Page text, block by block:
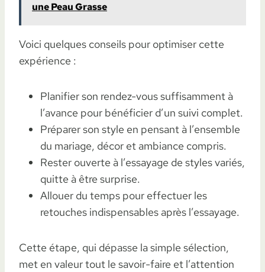
une Peau Grasse
Voici quelques conseils pour optimiser cette
expérience :
Planifier son rendez-vous suffisamment à
l’avance pour bénéficier d’un suivi complet.
Préparer son style en pensant à l’ensemble
du mariage, décor et ambiance compris.
Rester ouverte à l’essayage de styles variés,
quitte à être surprise.
Allouer du temps pour effectuer les
retouches indispensables après l’essayage.
Cette étape, qui dépasse la simple sélection,
met en valeur tout le savoir-faire et l’attention